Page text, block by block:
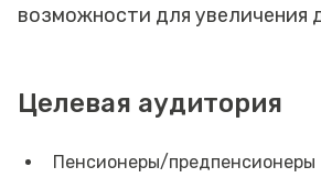
возможности для увеличения
Целевая аудитория
Пенсионеры/предпенсионеры